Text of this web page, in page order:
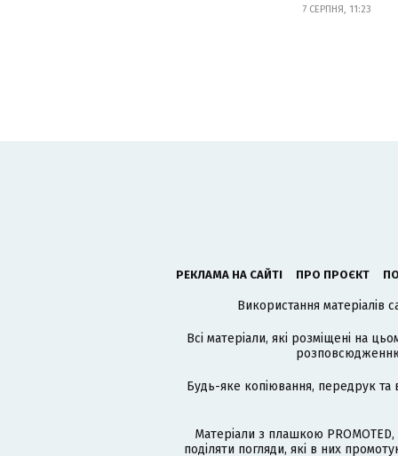
7 СЕРПНЯ, 11:23
РЕКЛАМА НА САЙТІ ПРО ПРОЄКТ
Використання матеріалів
Всі матеріали, які розміщені на
розповсюдженню
Будь-яке копіювання, передрук та
Матеріали з плашкою
поділяти погляди, які в них